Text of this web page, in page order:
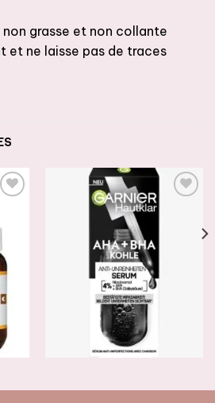
grasse et non collante
et ne laisse pas de traces
AJOUTER
À LA
LISTE DE
SOUHAITS